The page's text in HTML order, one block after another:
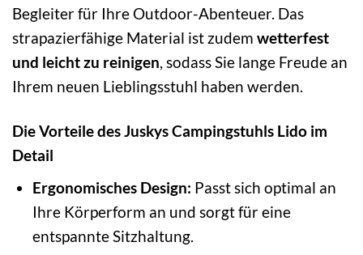
Begleiter für Ihre Outdoor-Abenteuer. Das
strapazierfähige Material ist zudem wetterfest
und leicht zu reinigen, sodass Sie lange Freude an
Ihrem neuen Lieblingsstuhl haben werden.
Die Vorteile des Juskys Campingstuhls Lido im
Detail
Ergonomisches Design: Passt sich optimal an
Ihre Körperform an und sorgt für eine
entspannte Sitzhaltung.